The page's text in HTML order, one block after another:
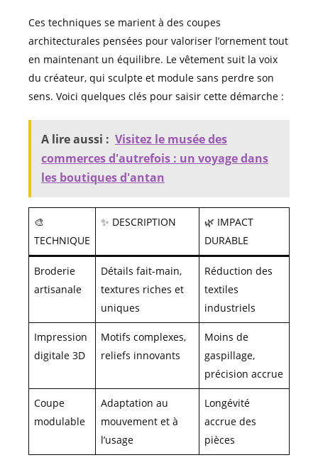
Ces techniques se marient à des coupes
architecturales pensées pour valoriser l’ornement tout
en maintenant un équilibre. Le vêtement suit la voix
du créateur, qui sculpte et module sans perdre son
sens. Voici quelques clés pour saisir cette démarche :
A lire aussi : Visitez le musée des
commerces d'autrefois : un voyage dans
les boutiques d'antan
🎨
TECHNIQUE
✨ DESCRIPTION
🌿 IMPACT
DURABLE
Broderie
artisanale
Détails fait-main,
textures riches et
uniques
Réduction des
textiles
industriels
Impression
digitale 3D
Motifs complexes,
reliefs innovants
Moins de
gaspillage,
précision accrue
Coupe
modulable
Adaptation au
mouvement et à
l’usage
Longévité
accrue des
pièces